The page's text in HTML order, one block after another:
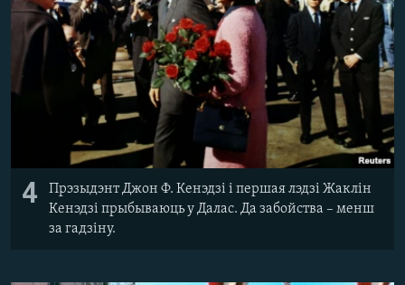
4
Прэзыдэнт Джон Ф. Кенэдзі і першая лэдзі Жаклін
Кенэдзі прыбываюць у Далас. Да забойства – менш
за гадзіну.